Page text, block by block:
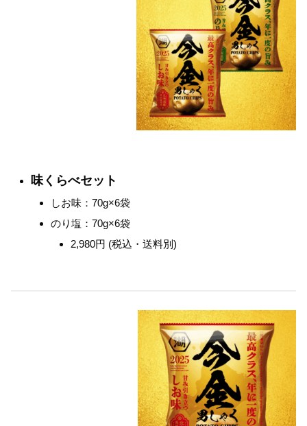
味くらべセット
しお味：70g×6袋
のり塩：70g×6袋
2,980円 (税込・送料別)